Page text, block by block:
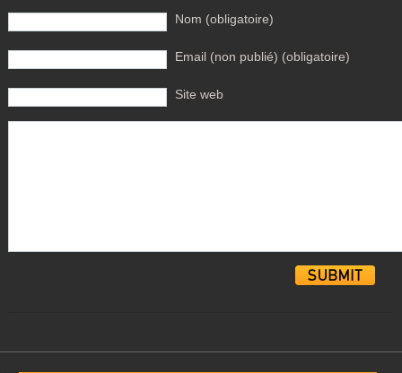
Nom (obligatoire)
Email (non publié) (obligatoire)
Site web